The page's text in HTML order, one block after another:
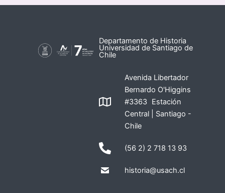
Departamento de Historia
Universidad de Santiago de
Chile
Avenida Libertador
Bernardo O'Higgins
#3363 Estación
Central | Santiago -
Chile
(56 2) 2 718 13 93
historia@usach.cl